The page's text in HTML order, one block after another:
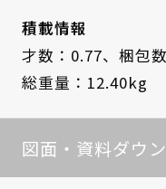
積載情報
才数：0.77、 梱包
総重量：12.40kg
図面・資料ダウ